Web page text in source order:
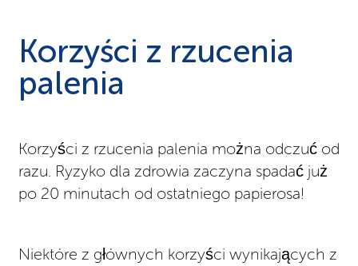
Korzyści z rzucenia
palenia
Korzyści z rzucenia palenia można odczuć od
razu. Ryzyko dla zdrowia zaczyna spadać już
po 20 minutach od ostatniego papierosa!
Niektóre z głównych korzyści wynikających z